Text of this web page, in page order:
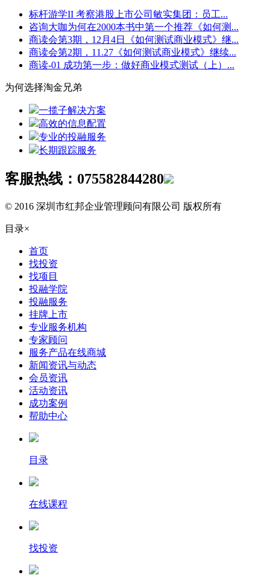
标杆游学II 考察港股上市公司敏实集团：员工...
咨询大咖为何在2000本书中第一个推荐《如何测...
商读会第3期，12月4日《如何测试商业模式》继...
商读会第2期，11.27《如何测试商业模式》继续...
商读-01 成功第一步：做好商业模式测试（上）...
为何选择淘金兄弟
一揽子解决方案
高效的信息配置
专业的投融服务
长期跟踪服务
客服热线： 075582844280
© 2016 深圳市红邦企业管理顾问有限公司 版权所有
目录×
首页
找投资
找项目
投融学院
投融服务
挂牌上市
专业服务机构
专家顾问
服务产品在线商城
新闻资讯与动态
会员资讯
活动资讯
成功案例
帮助中心
目录
在线课程
找投资